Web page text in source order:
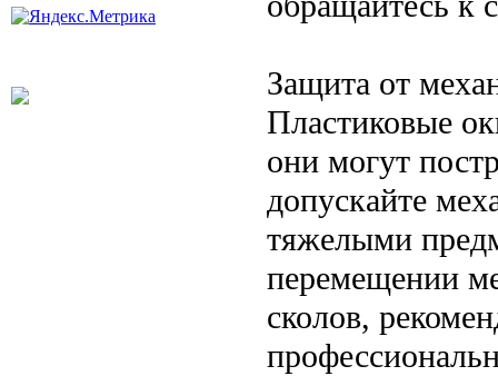
Защита от
Пластиковые
они могут
допускайте
тяжелыми
перемещении
сколов,